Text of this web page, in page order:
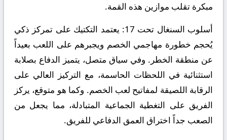
مبكرة تقلب موازين هذه القمة.
أسلوب السنغال تحت 17:
يعتمد التكتيك على تمركز ذكي
يُحجم خطورة مهاجمي الخصم ويجبرهم على اللعب بعيداً
عن منطقة الخطر. وفي سياق متصل، يتميز الدفاع بصلابة
استثنائية في اللحظات الحاسمة، مع التركيز العالي على
الرقابة اللصيقة لمفاتيح لعب الخصم. وكما هو متوقع، يركز
الفريق على التغطية الجماعية المتبادلة، مما يجعل من
الصعب جداً اختراق العمق الدفاعي للفريق.